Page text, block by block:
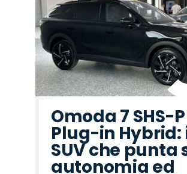
Omoda 7 SHS-P
Plug-in Hybrid:
SUV che punta
autonomia ed